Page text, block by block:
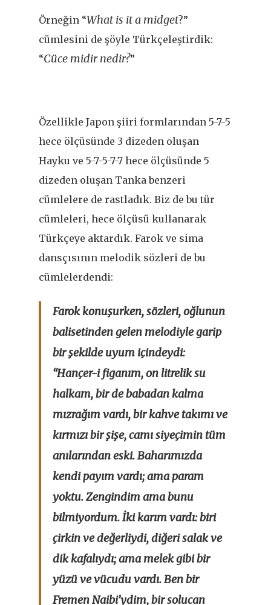
Örneğin “What is it a midget?”
cümlesini de şöyle Türkçeleştirdik:
“Cüce midir nedir?”
Özellikle Japon şiiri formlarından 5-7-5
hece ölçüsünde 3 dizeden oluşan
Hayku ve 5-7-5-7-7 hece ölçüsünde 5
dizeden oluşan Tanka benzeri
cümlelere de rastladık. Biz de bu tür
cümleleri, hece ölçüsü kullanarak
Türkçeye aktardık. Farok ve sima
dansçısının melodik sözleri de bu
cümlelerdendi:
Farok konuşurken, sözleri, oğlunun
balisetinden gelen melodiyle garip
bir şekilde uyum içindeydi:
“Hançer-i figanım, on litrelik su
halkam, bir de babadan kalma
mızrağım vardı, bir kahve takımı ve
kırmızı bir şişe, camı siyeçimin tüm
anılarından eski. Baharımızda
kendi payım vardı; ama param
yoktu. Zengindim ama bunu
bilmiyordum. İki karım vardı: biri
çirkin ve değerliydi, diğeri salak ve
dik kafalıydı; ama melek gibi bir
yüzü ve vücudu vardı. Ben bir
Fremen Naibi’ydim, bir solucan